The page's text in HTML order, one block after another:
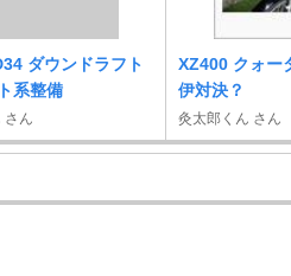
ダウンドラフト
系整備
さん
XZ400 クォー
伊対決？
灸太郎くん さん